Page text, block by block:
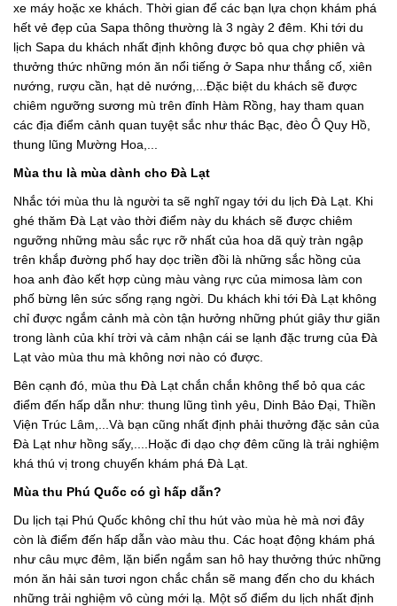
xe máy hoặc xe khách. Thời gian để các bạn lựa chọn khám phá
hết vẻ đẹp của Sapa thông thường là 3 ngày 2 đêm. Khi tới du
lịch Sapa du khách nhất định không được bỏ qua chợ phiên và
thưởng thức những món ăn nổi tiếng ở Sapa như thắng cố, xiên
nướng, rượu cần, hạt dẻ nướng,...Đặc biệt du khách sẽ được
chiêm ngưỡng sương mù trên đỉnh Hàm Rồng, hay tham quan
các địa điểm cảnh quan tuyệt sắc như thác Bạc, đèo Ô Quy Hồ,
thung lũng Mường Hoa,...
Mùa thu là mùa dành cho Đà Lạt
Nhắc tới mùa thu là người ta sẽ nghĩ ngay tới du lịch Đà Lạt. Khi
ghé thăm Đà Lạt vào thời điểm này du khách sẽ được chiêm
ngưỡng những màu sắc rực rỡ nhất của hoa dã quỳ tràn ngập
trên khắp đường phố hay dọc triền đồi là những sắc hồng của
hoa anh đào kết hợp cùng màu vàng rực của mimosa làm con
phố bừng lên sức sống rạng ngời. Du khách khi tới Đà Lạt không
chỉ được ngắm cảnh mà còn tận hưởng những phút giây thư giãn
trong lành của khí trời và cảm nhận cái se lạnh đặc trưng của Đà
Lạt vào mùa thu mà không nơi nào có được.
Bên cạnh đó, mùa thu Đà Lạt chắn chắn không thể bỏ qua các
điểm đến hấp dẫn như: thung lũng tình yêu, Dinh Bảo Đại, Thiền
Viện Trúc Lâm,...Và bạn cũng nhất định phải thưởng đặc sản của
Đà Lạt như hồng sấy,....Hoặc đi dạo chợ đêm cũng là trải nghiệm
khá thú vị trong chuyến khám phá Đà Lạt.
Mùa thu Phú Quốc có gì hấp dẫn?
Du lịch tại Phú Quốc không chỉ thu hút vào mùa hè mà nơi đây
còn là điểm đến hấp dẫn vào màu thu. Các hoạt động khám phá
như câu mực đêm, lặn biển ngắm san hô hay thưởng thức những
món ăn hải sản tươi ngon chắc chắn sẽ mang đến cho du khách
những trải nghiệm vô cùng mới lạ. Một số điểm du lịch nhất định